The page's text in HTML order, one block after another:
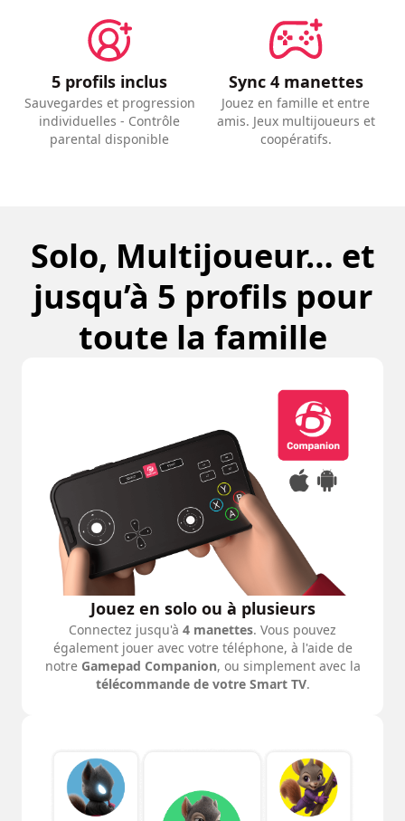
5 profils inclus
Sauvegardes et progression
individuelles - Contrôle
parental disponible
Sync 4 manettes
Jouez en famille et entre
amis. Jeux multijoueurs et
coopératifs.
Solo, Multijoueur… et
jusqu’à 5 profils pour
toute la famille
Jouez en solo ou à plusieurs
Connectez jusqu'à 4 manettes. Vous pouvez
également jouer avec votre téléphone, à l'aide de
notre Gamepad Companion, ou simplement avec la
télécommande de votre Smart TV.